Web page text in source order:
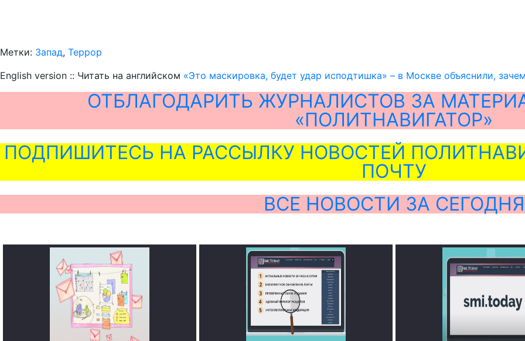
Метки: Запад, Террор
English version :: Читать на английском «Это маскировка, будет удар исподтишка» – в Москве объяснили,
ОТБЛАГОДАРИТЬ ЖУРНАЛИСТОВ ЗА
«ПОЛИТНАВИГАТОР»
ПОДПИШИТЕСЬ НА РАССЫЛКУ НОВОСТЕЙ
ПОЧТУ
ВСЕ НОВОСТИ ЗА СЕГОДНЯ